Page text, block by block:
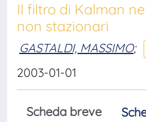
Il filtro di Kalman
non stazionari
GASTALDI, MASSIMO;
2003-01-01
Scheda breve